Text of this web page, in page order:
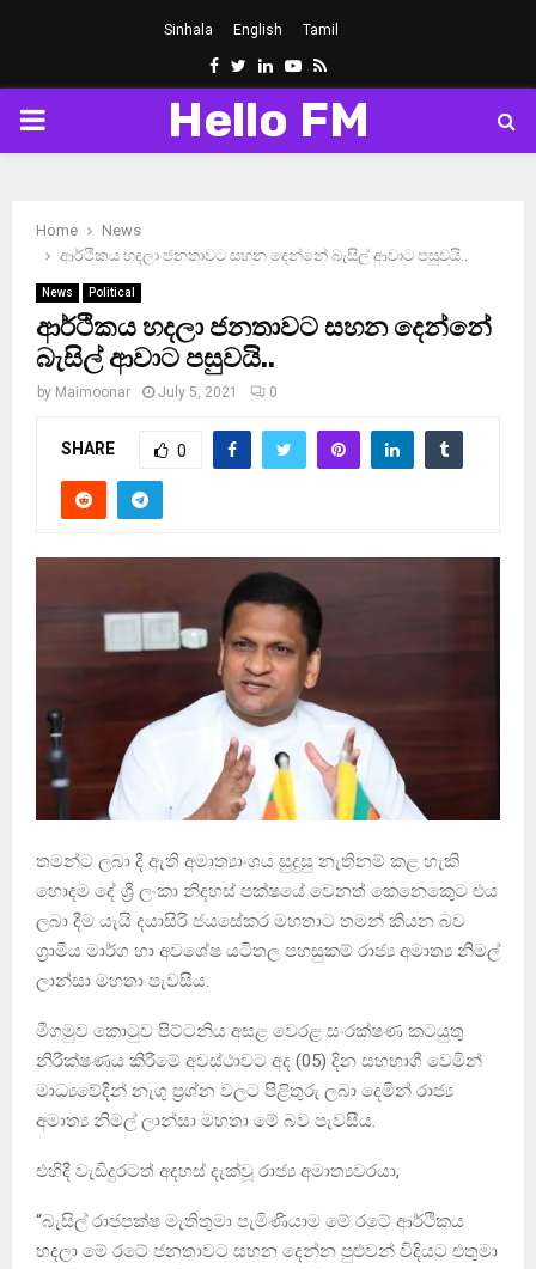
Sinhala English Tamil
Facebook
Twitter
LinkedinYoutube
Rss
PRIMARY
Hello FM
Home
News
ආර්ථිකය හදලා ජනතාවට සහන දෙන්නේ බැසිල් ආවාට පසුවයි..
News Political
ආර්ථිකය හදලා ජනතාවට සහන දෙන්නේ
බැසිල් ආවාට පසුවයි..
by Maimoonar July 5, 2021 0
SHARE 0
තමන්ට ලබා දී ඇති අමාත්‍යාංශය සුදුසු නැතිනම් කළ හැකි
හොදම දේ ශ්‍රී ලංකා නිදහස් පක්ෂයේ වෙනත් කෙනෙකෙුට එය
ලබා දීම යැයි දයාසිරි ජයසේකර මහතාට තමන් කියන බව
ග්‍රාමීය මාර්ග හා අවශේෂ යටිතල පහසුකම් රාජ්‍ය අමාත්‍ය නිමල්
ලාන්සා මහතා පැවසීය.
මීගමුව කොටුව පිට්ටනිය අසළ වෙරළ සංරක්ෂණ කටයුතු
නිරීක්ෂණය කිරීමේ අවස්ථාවට අද (05) දින සහභාගී වෙමින්
මාධ්‍යවේදීන් නැගු ප්‍රශ්න වලට පිළිතුරු ලබා දෙමින් රාජ්‍ය
අමාත්‍ය නිමල් ලාන්සා මහතා මේ බව පැවසීය.
එහිදී වැඩිදුරටත් අදහස් දැක්වූ රාජ්‍ය අමාත්‍යවරයා,
“බැසිල් රාජපක්ෂ මැතිතුමා පැමිණියාම මේ රටේ ආර්ථිකය
හදලා මේ රටේ ජනතාවට සහන දෙන්න පුළුවන් විදියට එතුමා